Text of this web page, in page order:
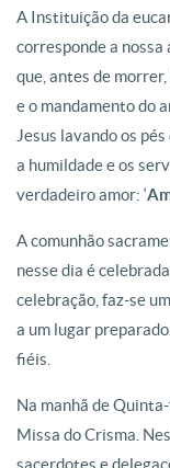
A Instituição da
corresponde a nossa
que, antes de
e o mandamento do
Jesus lavando os
a humildade e os
verdadeiro amor: ‘
A comunhão
nesse dia é
celebração, faz-se
a um lugar
fiéis.
Na manhã de
Missa do Crisma.
sacerdotes e